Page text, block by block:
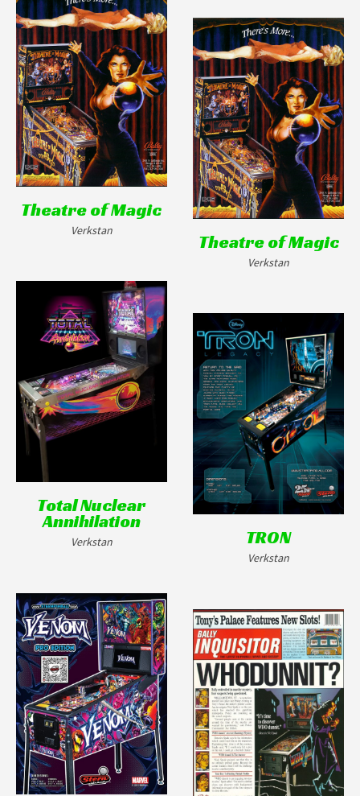
Theatre of Magic
Verkstan Theatre of Magic
Verkstan
Total Nuclear
Annihilation
Verkstan TRON
Verkstan